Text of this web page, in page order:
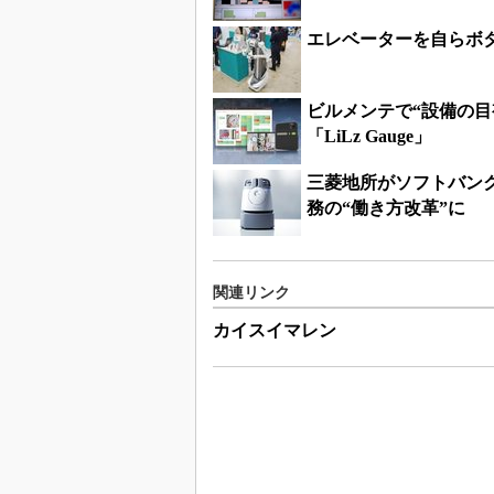
エレベーターを自らボ
ビルメンテで“設備の
「LiLz Gauge」
三菱地所がソフトバン
務の“働き方改革”に
関連リンク
カイスイマレン